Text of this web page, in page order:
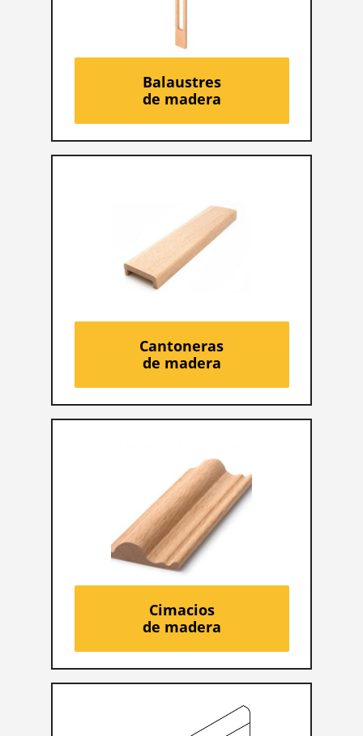
Balaustres
de madera
Cantoneras
de madera
Cimacios
de madera